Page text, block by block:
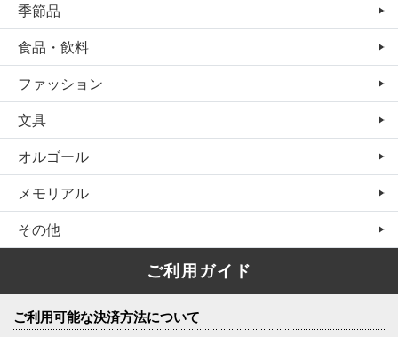
季節品
食品・飲料
ファッション
文具
オルゴール
メモリアル
その他
ご利用ガイド
ご利用可能な決済方法について